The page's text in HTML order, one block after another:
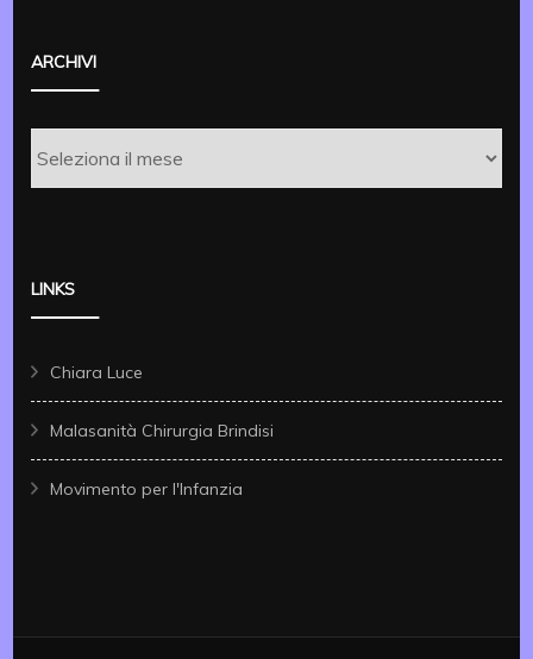
ARCHIVI
LINKS
Chiara Luce
Malasanità Chirurgia Brindisi
Movimento per l'Infanzia